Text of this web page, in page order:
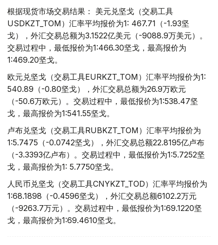
根据现货市场交易结果： 美元兑坚戈（交易工具
USDKZT_TOM）汇率平均报价为1: 467.71（-1.93坚
戈），外汇交易总额为3.1522亿美元（-9088.9万美元）。
交易过程中，最低报价为1:466.30坚戈，最高报价为
1:469.20坚戈。
欧元兑坚戈（交易工具EURKZT_TOM）汇率平均报价为1:
540.89（-0.80坚戈），外汇交易总额为26.9万欧元
（-50.6万欧元）。交易过程中，最低报价为1:538.47坚
戈，最高报价为1:541.55坚戈。
卢布兑坚戈（交易工具RUBKZT_TOM）汇率平均报价为
1:5.7475（-0.0742坚戈），外汇交易总额22.8195亿卢布
（-3.3393亿卢布）。交易过程中，最低报价为1:5.7252坚
戈，最高报价为1: 5.7750坚戈。
人民币兑坚戈（交易工具CNYKZT_TOD）汇率平均报价为
1:68.1898（-0.4596坚戈），外汇交易总额6102.2万元
（-9263.7万元）。交易过程中，最低报价为1:69.1220坚
戈，最高报价为1:69.4610坚戈。